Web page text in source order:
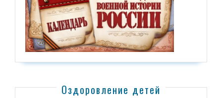
Оздоровление детей